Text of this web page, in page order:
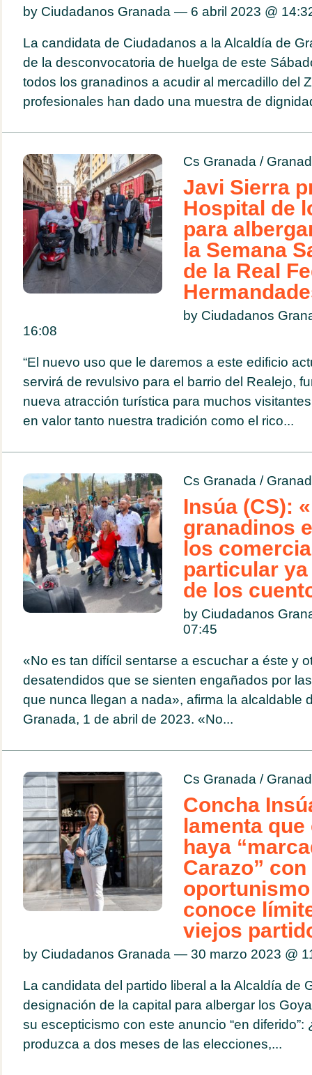
by Ciudadanos Granada — 6 abril 2023 @
La candidata de Ciudadanos a la Alcaldía de
de la desconvocatoria de huelga de este
todos los granadinos a acudir al mercadillo del
profesionales han dado una muestra de
Cs Granada /
Javi Sierra
Hospital de
para
la Semana
de la Real
by Ciudadanos
16:08
“El nuevo uso que le daremos a este edificio
servirá de revulsivo para el barrio del Realejo,
nueva atracción turística para muchos
en valor tanto nuestra tradición como el rico...
Cs Granada /
Insúa (CS):
granadinos
los
particular
de los
by Ciudadanos
07:45
«No es tan difícil sentarse a escuchar a éste y
desatendidos que se sienten engañados por
que nunca llegan a nada», afirma la
Granada, 1 de abril de 2023. «No...
Cs Granada /
Concha
lamenta
haya
Carazo”
conoce
viejos
by Ciudadanos Granada — 30 marzo 2023 @
La candidata del partido liberal a la Alcaldía de
designación de la capital para albergar los
su escepticismo con este anuncio “en diferido”:
produzca a dos meses de las elecciones,...